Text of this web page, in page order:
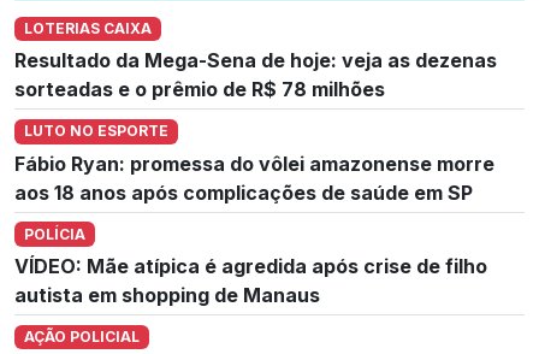
LOTERIAS CAIXA
Resultado da Mega-Sena de hoje: veja as dezenas
sorteadas e o prêmio de R$ 78 milhões
LUTO NO ESPORTE
Fábio Ryan: promessa do vôlei amazonense morre
aos 18 anos após complicações de saúde em SP
POLÍCIA
VÍDEO: Mãe atípica é agredida após crise de filho
autista em shopping de Manaus
AÇÃO POLICIAL